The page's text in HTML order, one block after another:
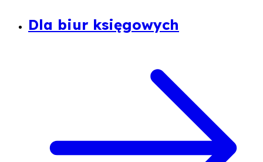
Dla biur księgowych